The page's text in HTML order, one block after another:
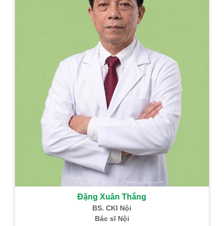
Đặng Xuân Thắng
BS. CKI Nội
Bác sĩ Nội